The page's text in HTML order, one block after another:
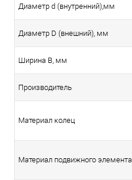
Диаметр d (внутренний),мм
Диаметр D (внешний), мм
Ширина B, мм
Производитель
Материал колец
Материал подвижного элемента